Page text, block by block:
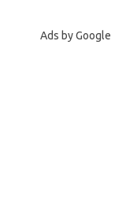
Ads by Google